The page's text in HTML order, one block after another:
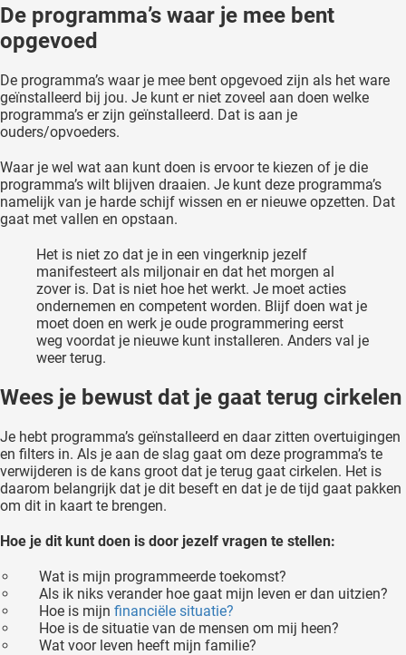
De programma’s waar je mee bent
opgevoed
De programma’s waar je mee bent opgevoed zijn als het ware
geïnstalleerd bij jou. Je kunt er niet zoveel aan doen welke
programma’s er zijn geïnstalleerd. Dat is aan je
ouders/opvoeders.
Waar je wel wat aan kunt doen is ervoor te kiezen of je die
programma’s wilt blijven draaien. Je kunt deze programma’s
namelijk van je harde schijf wissen en er nieuwe opzetten. Dat
gaat met vallen en opstaan.
Het is niet zo dat je in een vingerknip jezelf
manifesteert als miljonair en dat het morgen al
zover is. Dat is niet hoe het werkt. Je moet acties
ondernemen en competent worden. Blijf doen wat je
moet doen en werk je oude programmering eerst
weg voordat je nieuwe kunt installeren. Anders val je
weer terug.
Wees je bewust dat je gaat terug cirkelen
Je hebt programma’s geïnstalleerd en daar zitten overtuigingen
en filters in. Als je aan de slag gaat om deze programma’s te
verwijderen is de kans groot dat je terug gaat cirkelen. Het is
daarom belangrijk dat je dit beseft en dat je de tijd gaat pakken
om dit in kaart te brengen.
Hoe je dit kunt doen is door jezelf vragen te stellen:
Wat is mijn programmeerde toekomst?
Als ik niks verander hoe gaat mijn leven er dan uitzien?
Hoe is mijnfinanciële situatie?
Hoe is de situatie van de mensen om mij heen?
Wat voor leven heeft mijn familie?